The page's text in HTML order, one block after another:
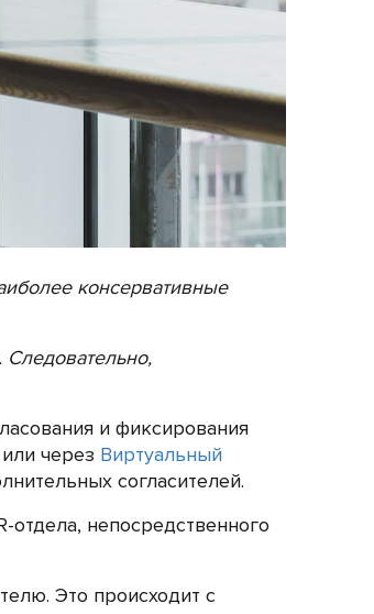
консервативные
и фиксирования
через Виртуальный
согласителей.
непосредственного
Это происходит с